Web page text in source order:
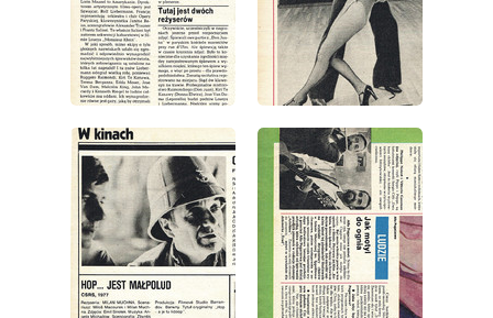
wydanie: 1/1979 wydanie: 1/1979